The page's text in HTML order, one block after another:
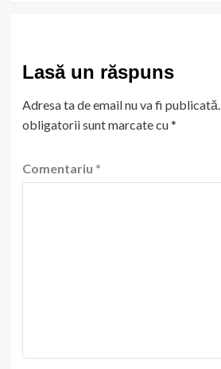
Lasă un răspuns
Adresa ta de email nu va fi publicată.
obligatorii sunt marcate cu*
Comentariu *